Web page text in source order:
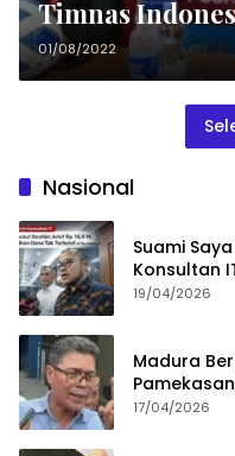
Timnas
01/08/2022
Nasional
Suami
Konsultan
Tahun
19/04/2026
Madura
Bongkar
17/04/2026